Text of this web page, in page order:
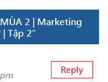
2 | Marketing
Tập 2”
Reply